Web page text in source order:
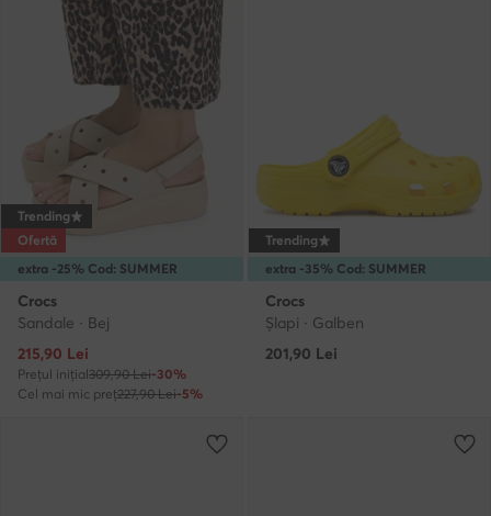
extra -25% Cod: SUMMER
Trending
Ofertă
Crocs
Sandale · Bej
Prețul actual
215,90 Lei
Prețul inițial309,90 Lei-30%
Cel mai mic preț227,90 Lei-5%
extra -35% Cod: SUMMER
Trending
Crocs
Şlapi · Galben
201,90 Lei